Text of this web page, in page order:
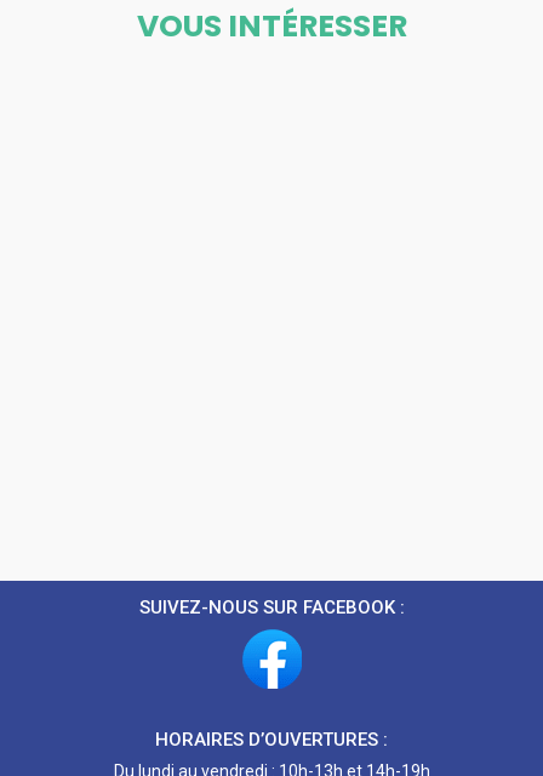
VOUS INTÉRESSER
SUIVEZ-NOUS SUR FACEBOOK :
HORAIRES D’OUVERTURES :
Du lundi au vendredi : 10h-13h et 14h-19h